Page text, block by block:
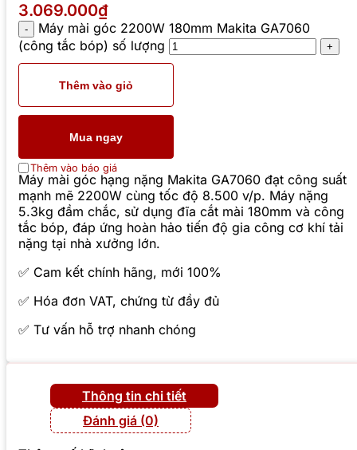
3.069.000₫
Máy mài góc 2200W 180mm Makita GA7060
(công tắc bóp) số lượng
Thêm vào giỏ
Mua ngay
Thêm vào báo giá
Máy mài góc hạng nặng Makita GA7060 đạt công suất
mạnh mẽ 2200W cùng tốc độ 8.500 v/p. Máy nặng
5.3kg đầm chắc, sử dụng đĩa cắt mài 180mm và công
tắc bóp, đáp ứng hoàn hảo tiến độ gia công cơ khí tải
nặng tại nhà xưởng lớn.
✅ Cam kết chính hãng, mới 100%
✅ Hóa đơn VAT, chứng từ đầy đủ
✅ Tư vấn hỗ trợ nhanh chóng
Thông tin chi tiết
Đánh giá (0)